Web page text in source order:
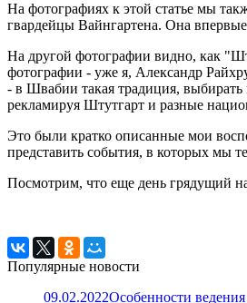
На фотографиях к этой статье мы
гвардейцы Вайнгартена. Она
На другой фотографии видно, как
фотографии - уже я, Александр
- в Швабии такая традиция,
рекламируя Штутгарт и разные
Это были кратко описанные мои
представить события, в которых мы
Посмотрим, что еще день грядущий
Популярные новости
09.02.2022Особенности